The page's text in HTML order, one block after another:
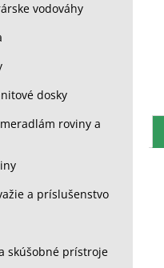
vodováhy
dosky
roviny a
a príslušenstvo
skúšobné prístroje